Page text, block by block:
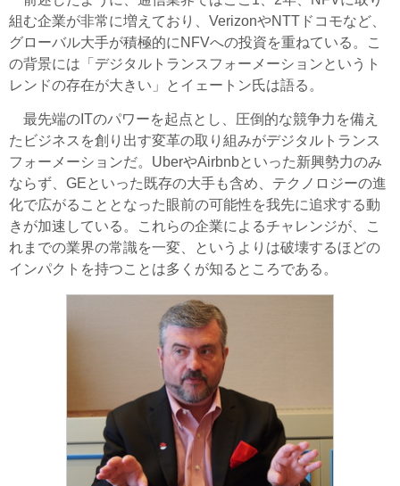
組む企業が非常に増えており、VerizonやNTTドコモなど、
グローバル大手が積極的にNFVへの投資を重ねている。こ
の背景には「デジタルトランスフォーメーションというト
レンドの存在が大きい」とイェートン氏は語る。
最先端のITのパワーを起点とし、圧倒的な競争力を備え
たビジネスを創り出す変革の取り組みがデジタルトランス
フォーメーションだ。UberやAirbnbといった新興勢力のみ
ならず、GEといった既存の大手も含め、テクノロジーの進
化で広がることとなった眼前の可能性を我先に追求する動
きが加速している。これらの企業によるチャレンジが、こ
れまでの業界の常識を一変、というよりは破壊するほどの
インパクトを持つことは多くが知るところである。